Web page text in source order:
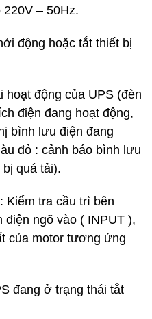
– 50Hz.
động hoặc tắt thiết bị
hoạt động của UPS (đèn
điện đang hoạt động,
bình lưu điện đang
đỏ : cảnh báo bình lưu
quá tải).
Kiểm tra cầu trì bên
điện ngõ vào ( INPUT ),
của motor tương ứng
đang ở trạng thái tắt